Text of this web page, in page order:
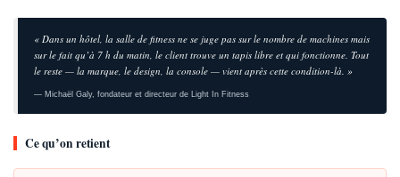
« Dans un hôtel, la salle de fitness ne se juge pas sur le nombre de machines mais
sur le fait qu’à 7 h du matin, le client trouve un tapis libre et qui fonctionne. Tout
le reste — la marque, le design, la console — vient après cette condition-là. »
— Michaël Galy, fondateur et directeur de Light In Fitness
Ce qu’on retient